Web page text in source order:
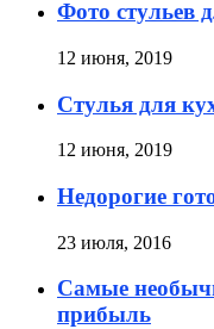
Фото стульев
12 июня, 2019
Стулья для
12 июня, 2019
Недорогие
23 июля, 2016
Самые
прибыль